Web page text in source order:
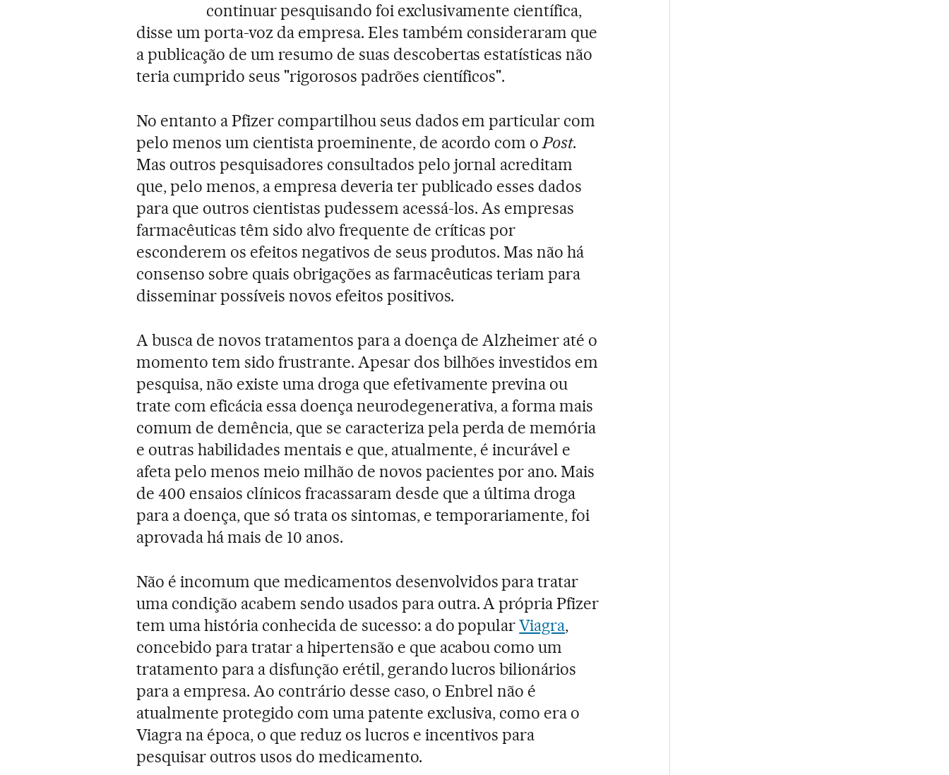
continuar pesquisando foi exclusivamente científica,
disse um porta-voz da empresa. Eles também consideraram que
a publicação de um resumo de suas descobertas estatísticas não
teria cumprido seus "rigorosos padrões científicos".
No entanto a Pfizer compartilhou seus dados em particular com
pelo menos um cientista proeminente, de acordo com oPost.
Mas outros pesquisadores consultados pelo jornal acreditam
que, pelo menos, a empresa deveria ter publicado esses dados
para que outros cientistas pudessem acessá-los. As empresas
farmacêuticas têm sido alvo frequente de críticas por
esconderem os efeitos negativos de seus produtos. Mas não há
consenso sobre quais obrigações as farmacêuticas teriam para
disseminar possíveis novos efeitos positivos.
A busca de novos tratamentos para a doença de Alzheimer até o
momento tem sido frustrante. Apesar dos bilhões investidos em
pesquisa, não existe uma droga que efetivamente previna ou
trate com eficácia essa doença neurodegenerativa, a forma mais
comum de demência, que se caracteriza pela perda de memória
e outras habilidades mentais e que, atualmente, é incurável e
afeta pelo menos meio milhão de novos pacientes por ano. Mais
de 400 ensaios clínicos fracassaram desde que a última droga
para a doença, que só trata os sintomas, e temporariamente, foi
aprovada há mais de 10 anos.
Não é incomum que medicamentos desenvolvidos para tratar
uma condição acabem sendo usados para outra. A própria Pfizer
tem uma história conhecida de sucesso: a do popularViagra,
concebido para tratar a hipertensão e que acabou como um
tratamento para a disfunção erétil, gerando lucros bilionários
para a empresa. Ao contrário desse caso, o Enbrel não é
atualmente protegido com uma patente exclusiva, como era o
Viagra na época, o que reduz os lucros e incentivos para
pesquisar outros usos do medicamento.